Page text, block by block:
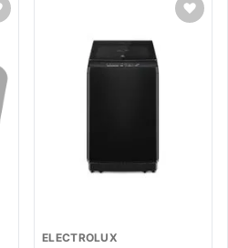
ELECTROLUX